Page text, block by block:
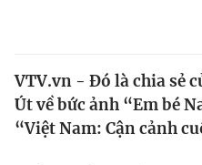
Thế giới
Tin tức
Kinh tế
VTV.vn - Đó là chia sẻ
Út về bức ảnh “Em bé
“Việt Nam: Cận cảnh